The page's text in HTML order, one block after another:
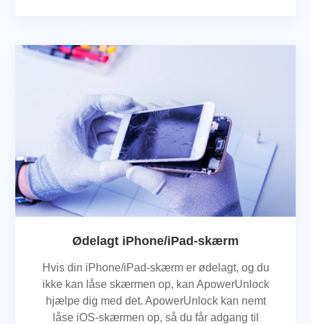
Ødelagt iPhone/iPad-skærm
Hvis din iPhone/iPad-skærm er ødelagt, og du
ikke kan låse skærmen op, kan ApowerUnlock
hjælpe dig med det. ApowerUnlock kan nemt
låse iOS-skærmen op, så du får adgang til